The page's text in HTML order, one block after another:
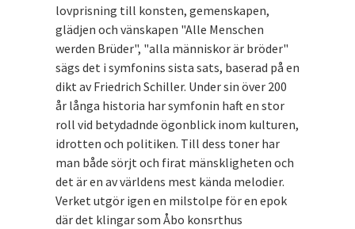
lovprisning till konsten, gemenskapen,
glädjen och vänskapen "Alle Menschen
werden Brüder", "alla människor är bröder"
sägs det i symfonins sista sats, baserad på en
dikt av Friedrich Schiller. Under sin över 200
år långa historia har symfonin haft en stor
roll vid betydadnde ögonblick inom kulturen,
idrotten och politiken. Till dess toner har
man både sörjt och firat mänskligheten och
det är en av världens mest kända melodier.
Verket utgör igen en milstolpe för en epok
där det klingar som Åbo konsrthus